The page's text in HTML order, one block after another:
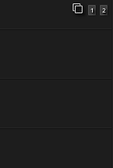
1 2